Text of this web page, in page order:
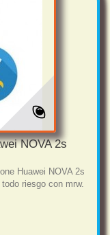
NOVA 2s
Huawei NOVA 2s
riesgo con mrw.